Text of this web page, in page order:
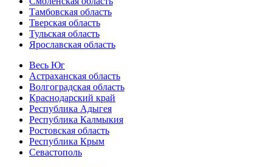
Тамбовская область
Тверская область
Тульская область
Ярославская область
Весь Юг
Астраханская область
Волгоградская область
Краснодарский край
Республика Адыгея
Республика Калмыкия
Ростовская область
Республика Крым
Севастополь